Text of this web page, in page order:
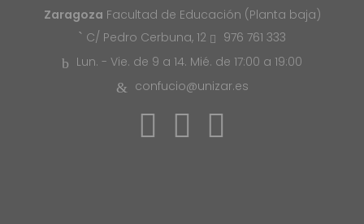
Zaragoza Facultad de Educación (Planta baja)
C/ Pedro Cerbuna, 12
976 761 333
Lun. - Vie. de 9 a 14. Mié. de 17:00 a 19:00
confucio@unizar.es